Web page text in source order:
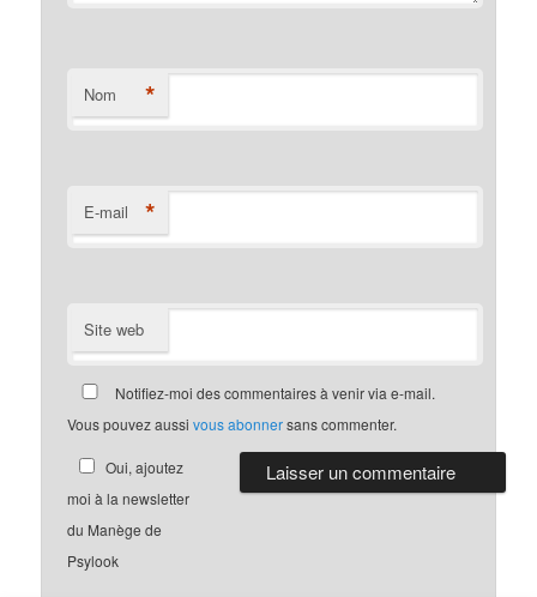
Nom *
E-mail *
Site web
Notifiez-moi des commentaires à venir via e-mail.
Vous pouvez aussivous abonnersans commenter.
Oui, ajoutez
moi à la newsletter
du Manège de
Psylook